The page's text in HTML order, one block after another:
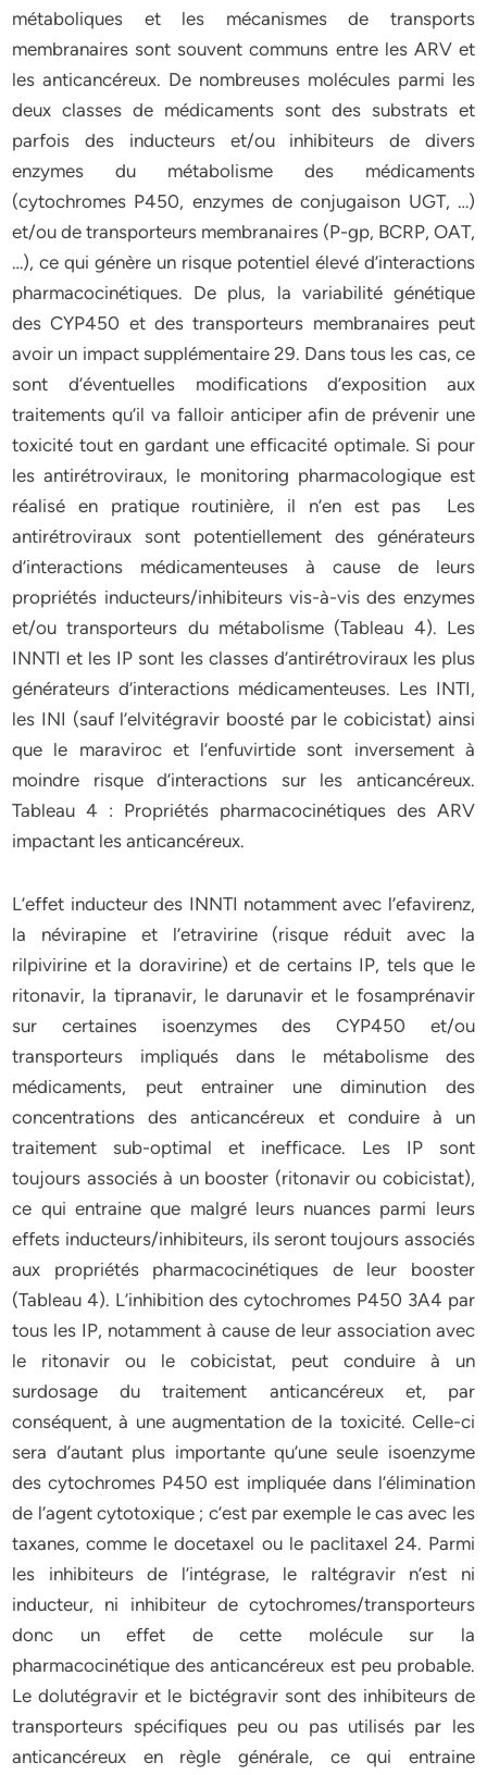
métaboliques et les mécanismes de transports
membranaires sont souvent communs entre les ARV et
les anticancéreux. De nombreuses molécules parmi les
deux classes de médicaments sont des substrats et
parfois des inducteurs et/ou inhibiteurs de divers
enzymes du métabolisme des médicaments
(cytochromes P450, enzymes de conjugaison UGT, …)
et/ou de transporteurs membranaires (P-gp, BCRP, OAT,
…), ce qui génère un risque potentiel élevé d’interactions
pharmacocinétiques. De plus, la variabilité génétique
des CYP450 et des transporteurs membranaires peut
avoir un impact supplémentaire 29. Dans tous les cas, ce
sont d’éventuelles modifications d’exposition aux
traitements qu’il va falloir anticiper afin de prévenir une
toxicité tout en gardant une efficacité optimale. Si pour
les antirétroviraux, le monitoring pharmacologique est
réalisé en pratique routinière, il n’en est pas Les
antirétroviraux sont potentiellement des générateurs
d’interactions médicamenteuses à cause de leurs
propriétés inducteurs/inhibiteurs vis-à-vis des enzymes
et/ou transporteurs du métabolisme (Tableau 4). Les
INNTI et les IP sont les classes d’antirétroviraux les plus
générateurs d’interactions médicamenteuses. Les INTI,
les INI (sauf l’elvitégravir boosté par le cobicistat) ainsi
que le maraviroc et l’enfuvirtide sont inversement à
moindre risque d’interactions sur les anticancéreux.
Tableau 4 : Propriétés pharmacocinétiques des ARV
impactant les anticancéreux.
L’effet inducteur des INNTI notamment avec l’efavirenz,
la névirapine et l’etravirine (risque réduit avec la
rilpivirine et la doravirine) et de certains IP, tels que le
ritonavir, la tipranavir, le darunavir et le fosamprénavir
sur certaines isoenzymes des CYP450 et/ou
transporteurs impliqués dans le métabolisme des
médicaments, peut entrainer une diminution des
concentrations des anticancéreux et conduire à un
traitement sub-optimal et inefficace. Les IP sont
toujours associés à un booster (ritonavir ou cobicistat),
ce qui entraine que malgré leurs nuances parmi leurs
effets inducteurs/inhibiteurs, ils seront toujours associés
aux propriétés pharmacocinétiques de leur booster
(Tableau 4). L’inhibition des cytochromes P450 3A4 par
tous les IP, notamment à cause de leur association avec
le ritonavir ou le cobicistat, peut conduire à un
surdosage du traitement anticancéreux et, par
conséquent, à une augmentation de la toxicité. Celle-ci
sera d’autant plus importante qu’une seule isoenzyme
des cytochromes P450 est impliquée dans l’élimination
de l’agent cytotoxique ; c’est par exemple le cas avec les
taxanes, comme le docetaxel ou le paclitaxel 24. Parmi
les inhibiteurs de l’intégrase, le raltégravir n’est ni
inducteur, ni inhibiteur de cytochromes/transporteurs
donc un effet de cette molécule sur la
pharmacocinétique des anticancéreux est peu probable.
Le dolutégravir et le bictégravir sont des inhibiteurs de
transporteurs spécifiques peu ou pas utilisés par les
anticancéreux en règle générale, ce qui entraine